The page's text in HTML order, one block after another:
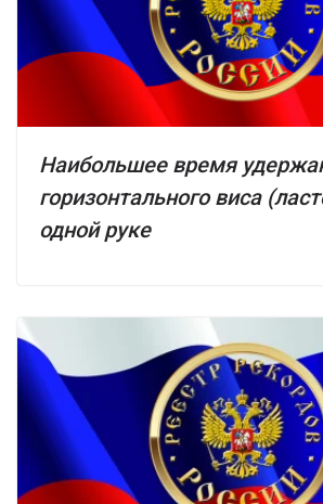
Наибольшее время
горизонтального виса
одной руке